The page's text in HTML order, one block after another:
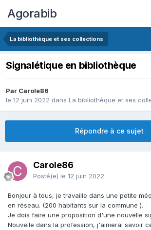
Agorabib
La bibliothèque et ses collections
Signalétique en bibliothèque
Par Carole86
le 12 juin 2022 dans La bibliothèque et ses
Répondre à ce sujet
Carole86
Posté(e) le 12 juin 2022
Bonjour à tous, je travaille dans une petite
en réseau. (200 habitants sur la commune ).
Je dois faire une proposition d'une nouvelle
Nouvelle dans la profession, j'aimerai savoir